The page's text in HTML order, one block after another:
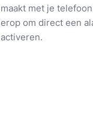
maakt met je
erop om direct een
activeren.